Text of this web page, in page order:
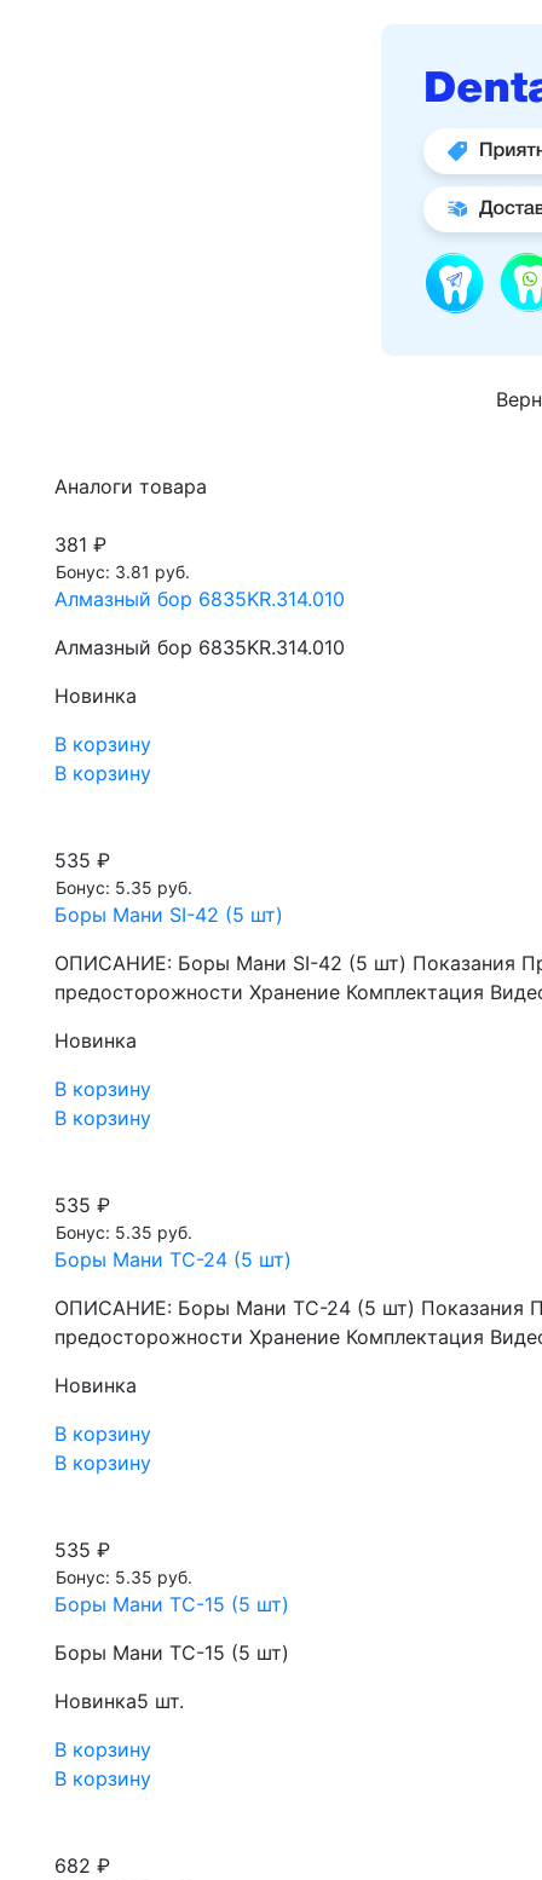
Аналоги товара
381 ₽
Бонус: 3.81 руб.
Алмазный бор 6835KR.314.010
Алмазный бор 6835KR.314.010
Новинка
В корзину
В корзину
535 ₽
Бонус: 5.35 руб.
Боры Мани SI-42 (5 шт)
ОПИСАНИЕ: Боры Мани SI-42 (5 шт) Показания
предосторожности Хранение Комплектация
Новинка
В корзину
В корзину
535 ₽
Бонус: 5.35 руб.
Боры Мани TC-24 (5 шт)
ОПИСАНИЕ: Боры Мани TC-24 (5 шт) Показания
предосторожности Хранение Комплектация
Новинка
В корзину
В корзину
535 ₽
Бонус: 5.35 руб.
Боры Мани TC-15 (5 шт)
Боры Мани TC-15 (5 шт)
Новинка5 шт.
В корзину
В корзину
682 ₽